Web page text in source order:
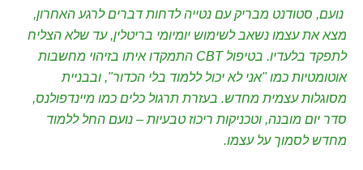
נועם, סטודנט מבריק עם נטייה לדחות דברים לרגע האחרון,
מצא את עצמו נשאב לשימוש יומיומי בריטלין, עד שלא הצליח
לתפקד בלעדיו. בטיפול CBT התמקדו איתו בזיהוי מחשבות
אוטומטיות כמו "אני לא יכול ללמוד בלי הכדור", ובבניית
מסוגלות עצמית מחדש. בעזרת תרגול כלים כמו מיינדפולנס,
סדר יום מובנה, וטכניקות ריכוז טבעיות – נועם החל ללמוד
מחדש לסמוך על עצמו.